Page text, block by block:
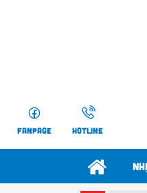
FANPAGE HOTLINE